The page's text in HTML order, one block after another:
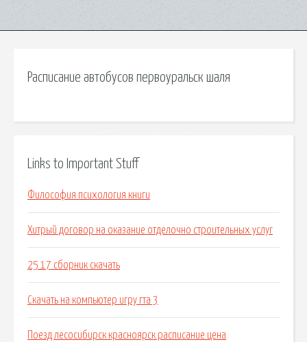
Расписание автобусов первоуральск шаля
Links to Important Stuff
Философия психология книги
Хитрый договор на оказание отделочно строительных услуг
25 17 сборник скачать
Скачать на компьютер игру гта 3
Поезд лесосибирск красноярск расписание цена